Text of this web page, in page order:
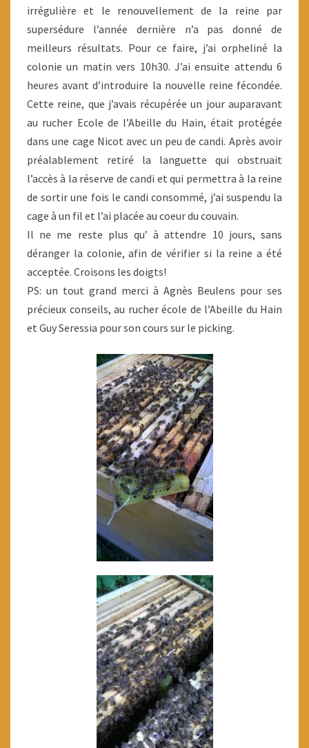
irrégulière et le renouvellement de la reine par
supersédure l’année dernière n’a pas donné de
meilleurs résultats. Pour ce faire, j’ai orpheliné la
colonie un matin vers 10h30. J’ai ensuite attendu 6
heures avant d’introduire la nouvelle reine fécondée.
Cette reine, que j’avais récupérée un jour auparavant
au rucher Ecole de l’Abeille du Hain, était protégée
dans une cage Nicot avec un peu de candi. Après avoir
préalablement retiré la languette qui obstruait
l’accès à la réserve de candi et qui permettra à la reine
de sortir une fois le candi consommé, j’ai suspendu la
cage à un fil et l’ai placée au coeur du couvain.
Il ne me reste plus qu’ à attendre 10 jours, sans
déranger la colonie, afin de vérifier si la reine a été
acceptée. Croisons les doigts!
PS: un tout grand merci à Agnès Beulens pour ses
précieux conseils, au rucher école de l’Abeille du Hain
et Guy Seressia pour son cours sur le picking.